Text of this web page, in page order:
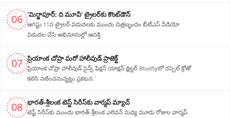
06 'మిర్జాపూర్: ది మూవీ' ట్రైలర్‌కు కౌంట్‌డౌన్
ఆగస్టు 11న ట్రైలర్ విడుదలకు ముందు చిత్రబృందం బీటీఎస్ వీడియో
విడుదల చేసి అభిమానుల్లో ఆసక్తి.
07 ప్రియాంక చోప్రా మరో హాలీవుడ్ ప్రాజెక్ట్
ప్రియాంక చోప్రా హాలీవుడ్ సైన్స్ ఫిక్షన్ యాక్షన్ థ్రిల్లర్ Blueflyలో రస్సెల్ క్రోతో
కలిసి నటించనున్నట్లు ప్రకటన.
08 భారత్-శ్రీలంక టెస్ట్ సిరీస్‌కు వార్మప్ మ్యాచ్
టెస్ట్ సిరీస్‌కు ముందు భారత్-శ్రీలంక ఎలెవన్ మధ్య మూడు రోజుల వార్మప్